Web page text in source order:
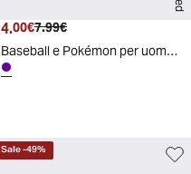
Prezzo attuale
4.00€ Prezzo originale
7.99€
Baseball e Pokémon per uomini appassionati - Viola
Sale-49%